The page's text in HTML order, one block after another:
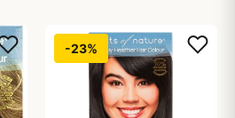
-23%